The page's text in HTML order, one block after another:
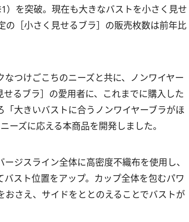
を突破。現在も大きなバストを小さく見せ
の［小さく見せるブラ］の販売枚数は前年比
つけごこちのニーズと共に、ノンワイヤー
るブラ］の愛用者に、これまでに購入した
大きいバストに合うノンワイヤーブラがほ
ーズに応える本商品を開発しました。
ジスライン全体に高密度不織布を使用し、
スト位置をアップ。カップ全体を包むパワ
さえ、サイドをととのえることでバストが